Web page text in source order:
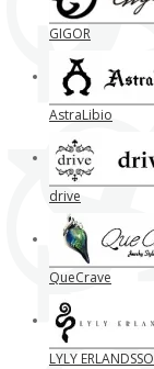
GIGOR
AstraLibio
drive
QueCrave
LYLY